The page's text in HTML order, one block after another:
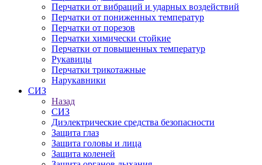
Перчатки от вибраций и ударных воздействий
Перчатки от пониженных температур
Перчатки от порезов
Перчатки химически стойкие
Перчатки от повышенных температур
Рукавицы
Перчатки трикотажные
Нарукавники
СИЗ
Назад
СИЗ
Диэлектрические средства безопасности
Защита глаз
Защита головы и лица
Защита коленей